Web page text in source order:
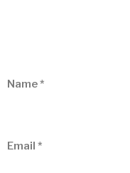
Name*
Email *